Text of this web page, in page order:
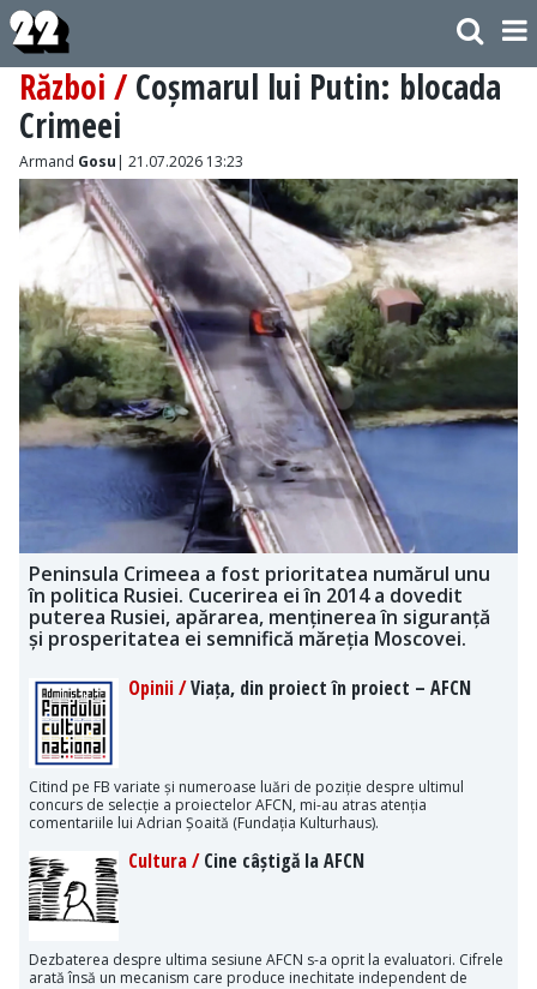
Război / Coșmarul lui Putin: blocada
Crimeei
Armand Gosu | 21.07.2026 13:23
Peninsula Crimeea a fost prioritatea numărul unu
în politica Rusiei. Cucerirea ei în 2014 a dovedit
puterea Rusiei, apărarea, menținerea în siguranță
și prosperitatea ei semnifică măreția Moscovei.
Opinii /Viața, din proiect în proiect – AFCN
Citind pe FB variate și numeroase luări de poziție despre ultimul
concurs de selecție a proiectelor AFCN, mi-au atras atenția
comentariile lui Adrian Șoaită (Fundația Kulturhaus).
Cultura /Cine câștigă la AFCN
Dezbaterea despre ultima sesiune AFCN s-a oprit la evaluatori. Cifrele
arată însă un mecanism care produce inechitate independent de